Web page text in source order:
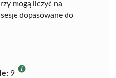
mogą liczyć na
dopasowane do
9